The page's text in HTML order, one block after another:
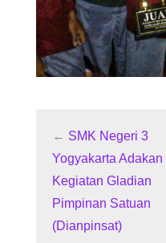
← SMK Negeri 3
Yogyakarta Adakan
Kegiatan Gladian
Pimpinan Satuan
(Dianpinsat)